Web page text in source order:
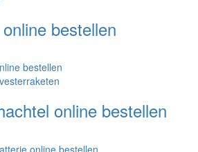
bestellen
online bestellen